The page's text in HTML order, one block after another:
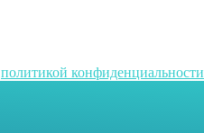
политикой конфиденциальности